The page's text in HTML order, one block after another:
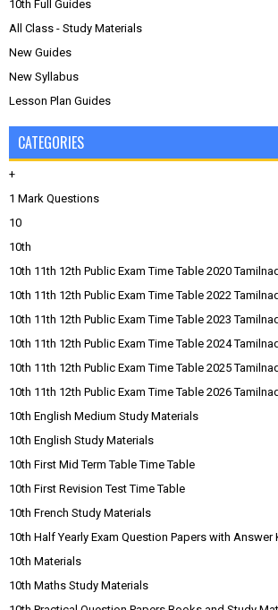
10th Full Guides
All Class - Study Materials
New Guides
New Syllabus
Lesson Plan Guides
CATEGORIES
+
1 Mark Questions
10
10th
10th 11th 12th Public Exam Time Table 2020
10th 11th 12th Public Exam Time Table 2022
10th 11th 12th Public Exam Time Table 2023
10th 11th 12th Public Exam Time Table 2024
10th 11th 12th Public Exam Time Table 2025
10th 11th 12th Public Exam Time Table 2026
10th English Medium Study Materials
10th English Study Materials
10th First Mid Term Table Time Table
10th First Revision Test Time Table
10th French Study Materials
10th Half Yearly Exam Question Papers with Answer
10th Materials
10th Maths Study Materials